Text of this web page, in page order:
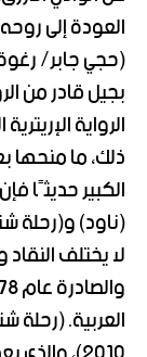
العودة إلى
(حجي جابر/
بجيل قادر من
الرواية
ذلك، ما منحها
الكبير حديثًا
(ناود) و(رحلة
لا يختلف